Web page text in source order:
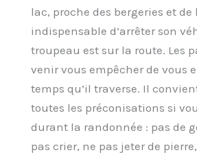
lac, proche des bergeries et de
indispensable d’arrêter son
troupeau est sur la route. Les
venir vous empêcher de vous
temps qu’il traverse. Il
toutes les préconisations si
durant la randonnée : pas de
pas crier, ne pas jeter de